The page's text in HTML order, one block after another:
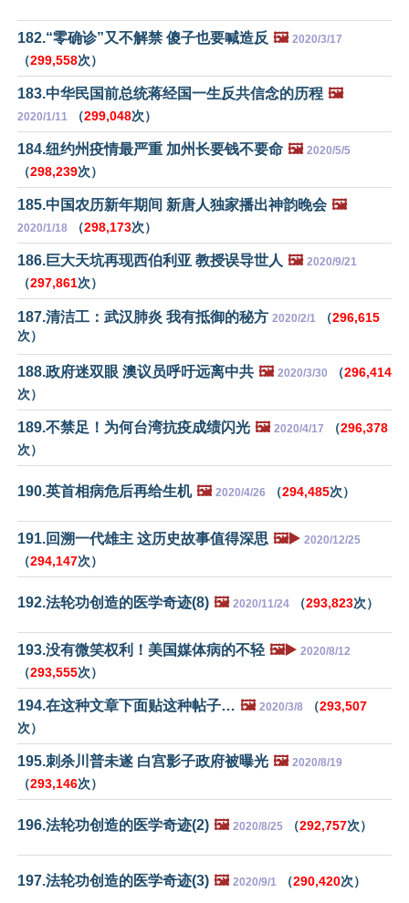
182.“零确诊”又不解禁 傻子也要喊造反 🖼️ 2020/3/17
（299,558次）
183.中华民国前总统蒋经国一生反共信念的历程 🖼️
2020/1/11 （299,048次）
184.纽约州疫情最严重 加州长要钱不要命 🖼️ 2020/5/5
（298,239次）
185.中国农历新年期间 新唐人独家播出神韵晚会 🖼️
2020/1/18 （298,173次）
186.巨大天坑再现西伯利亚 教授误导世人 🖼️ 2020/9/21
（297,861次）
187.清洁工：武汉肺炎 我有抵御的秘方 2020/2/1 （296,615
次）
188.政府迷双眼 澳议员呼吁远离中共 🖼️ 2020/3/30 （296,414
次）
189.不禁足！为何台湾抗疫成绩闪光 🖼️ 2020/4/17 （296,378
次）
190.英首相病危后再给生机 🖼️ 2020/4/26 （294,485次）
191.回溯一代雄主 这历史故事值得深思 🖼️▶️ 2020/12/25
（294,147次）
192.法轮功创造的医学奇迹(8) 🖼️ 2020/11/24 （293,823次）
193.没有微笑权利！美国媒体病的不轻 🖼️▶️ 2020/8/12
（293,555次）
194.在这种文章下面贴这种帖子… 🖼️ 2020/3/8 （293,507
次）
195.刺杀川普未遂 白宫影子政府被曝光 🖼️ 2020/8/19
（293,146次）
196.法轮功创造的医学奇迹(2) 🖼️ 2020/8/25 （292,757次）
197.法轮功创造的医学奇迹(3) 🖼️ 2020/9/1 （290,420次）